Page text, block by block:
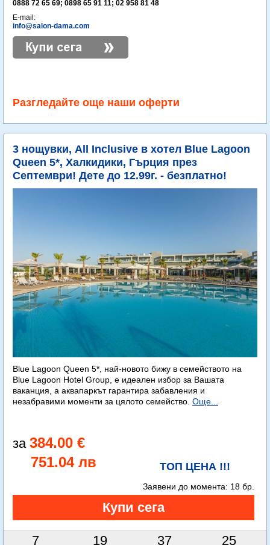
0888 72 65 69; 0898 65 91 11; 02 958 81 48
E-mail:
info@salon-dama.com
Разгледайте още наши оферти
3 нощувки, All Inclusive в хотел Blue Lagoon
Queen 5*, Халкидики, Гърция през
Септември! Дете до 12.99г. - безплатно!
Blue Lagoon Queen 5*, най-новото бижу в семейството на
Blue Lagoon Hotel Group, е идеален избор за Вашата
ваканция, а аквапаркът гарантира забавления и
незабравими моменти за цялото семейство. Още...
384.00 €
751.04 лв
ТОП ЦЕНА !!!
7 19 37 24
Заявени до момента: 18 бр.